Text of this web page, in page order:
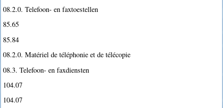
08.2.0. Telefoon- en faxtoestellen
85.65
85.84
08.2.0. Matériel de téléphonie et de télécopie
08.3. Telefoon- en faxdiensten
104.07
104.07